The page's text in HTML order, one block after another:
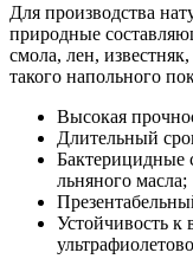
Для производства
природные
смола, лен,
такого напольного
Высокая
Длительный
Бактерицидные
льняного масла;
Устойчивость